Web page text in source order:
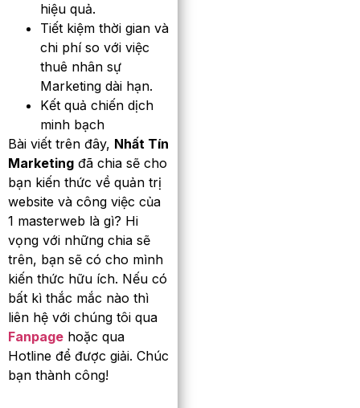
hiệu quả.
Tiết kiệm thời gian và
chi phí so với việc
thuê nhân sự
Marketing dài hạn.
Kết quả chiến dịch
minh bạch
Bài viết trên đây, Nhất Tín
Marketing đã chia sẽ cho
bạn kiến thức về quản trị
website và công việc của
1 masterweb là gì? Hi
vọng với những chia sẽ
trên, bạn sẽ có cho mình
kiến thức hữu ích. Nếu có
bất kì thắc mắc nào thì
liên hệ với chúng tôi qua
Fanpage hoặc qua
Hotline để được giải. Chúc
bạn thành công!